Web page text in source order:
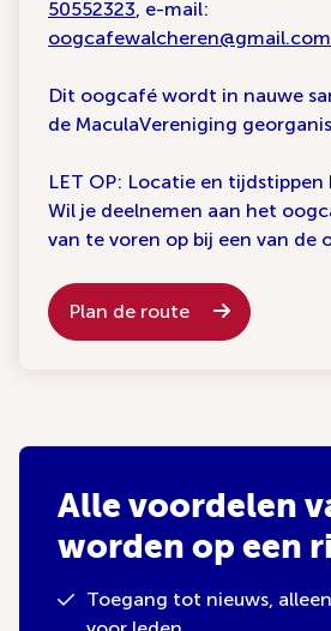
50552323, e-mail:
oogcafewalcheren@gmail.com
Dit oogcafé wordt in nauwe
de MaculaVereniging
LET OP: Locatie en
Wil je deelnemen aan het
van te voren op bij een van de
Plan de route
Alle voordelen
worden op een
Toegang tot nieuws,